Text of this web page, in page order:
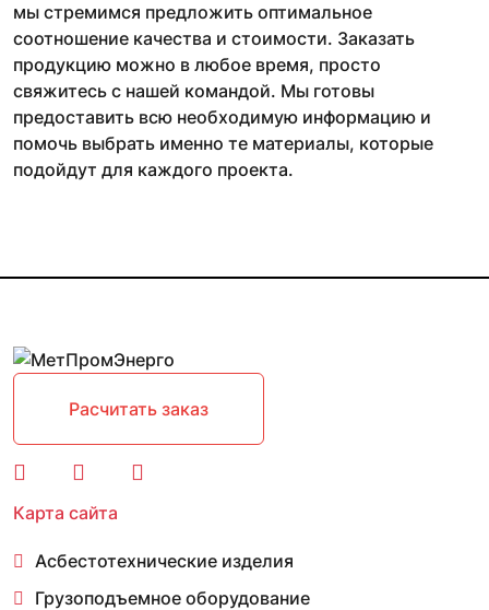
мы стремимся предложить оптимальное
соотношение качества и стоимости. Заказать
продукцию можно в любое время, просто
свяжитесь с нашей командой. Мы готовы
предоставить всю необходимую информацию и
помочь выбрать именно те материалы, которые
подойдут для каждого проекта.
Расчитать заказ
Карта сайта
Асбестотехнические изделия
Грузоподъемное оборудование